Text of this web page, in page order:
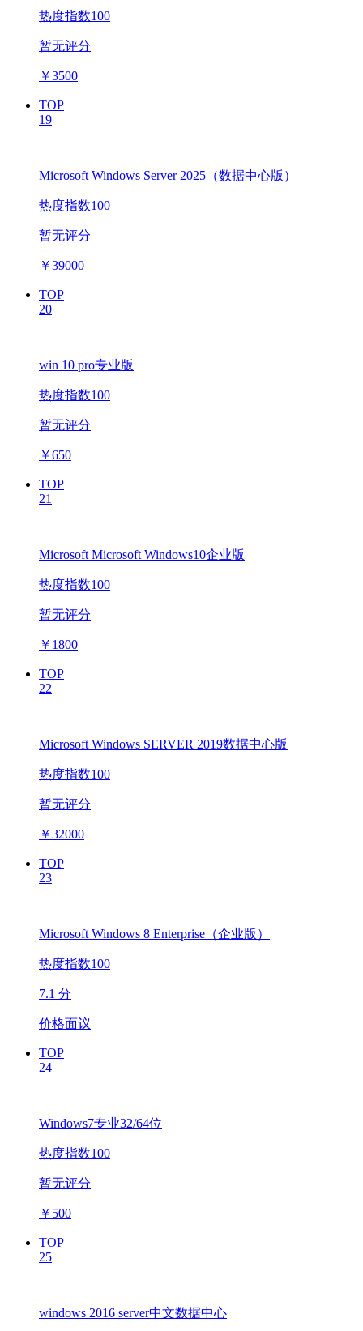
热度指数100
暂无评分
￥3500
TOP
19
Microsoft Windows Server 2025（数据中心版）
热度指数100
暂无评分
￥39000
TOP
20
win 10 pro专业版
热度指数100
暂无评分
￥650
TOP
21
Microsoft Microsoft Windows10企业版
热度指数100
暂无评分
￥ 1800
TOP
22
Microsoft Windows SERVER 2019数据中心版
热度指数100
暂无评分
￥32000
TOP
23
Microsoft Windows 8 Enterprise（企业版）
热度指数100
7.1 分
价格面议
TOP
24
Windows7专业32/64位
热度指数100
暂无评分
￥ 500
TOP
25
windows 2016 server中文数据中心